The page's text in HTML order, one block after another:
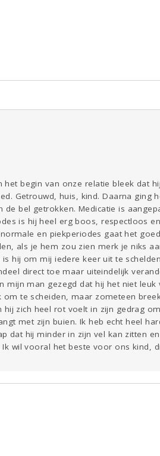
Beauty
het begin van onze relatie bleek dat
Getrouwd, huis, kind. Daarna ging
bel getrokken. Medicatie is
is hij heel erg boos, respectloos
en piekperiodes gaat het
als je hem zou zien merk je niks
hij om mij iedere keer uit te
direct toe maar uiteindelijk
man gezegd dat hij het niet leuk
te scheiden, maar zometeen
zich heel rot voelt in zijn gedrag
met zijn buien. Ik heb echt heel
dat hij minder in zijn vel kan zitten
wil vooral het beste voor ons kind,